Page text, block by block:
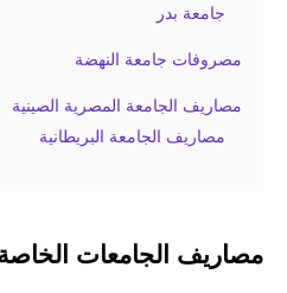
جامعة بدر
مصروفات جامعة النهضة
مصاريف الجامعة المصرية الصينية
مصاريف الجامعة البريطانية
مصاريف الجامعات